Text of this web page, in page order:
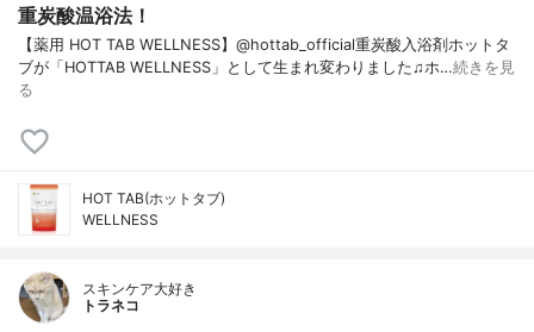
重炭酸温浴法！
【薬用 HOT TAB WELLNESS】@hottab_official重炭酸入浴剤ホットタ
ブが「HOTTAB WELLNESS」として生まれ変わりました♫ホ…続きを見
る
HOT TAB(ホットタブ)
WELLNESS
スキンケア大好き
トラネコ